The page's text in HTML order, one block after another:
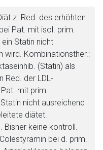
z. Red. des erhöhten
Pat. mit isol. prim.
Statin nicht
wird. Kombinationsther.:
(Statin) als
Red. der LDL-
mit prim.
nicht ausreichend
diätet.
Bisher keine kontroll.
bei d. prim.